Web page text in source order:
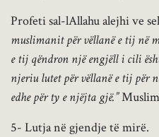
Profeti sal-lAllahu alejhi ve
muslimanit për vëllanë e tij në
e tij qëndron një engjëll i cili
njeriu lutet për vëllanë e tij për
edhe për ty e njëjta gjë.”
5- Lutja në gjendje të mirë.